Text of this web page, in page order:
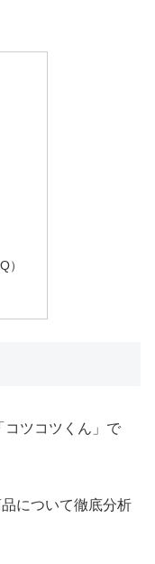
）
コツコツくん」で
について徹底分析